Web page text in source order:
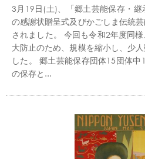
3月19日(土)、「郷土芸能保存・
の感謝状贈呈式及びかごしま伝統
されました。 今回も令和2年度同
大防止のため、規模を縮小し、少
した。 郷土芸能保存団体15団体
の保存と...